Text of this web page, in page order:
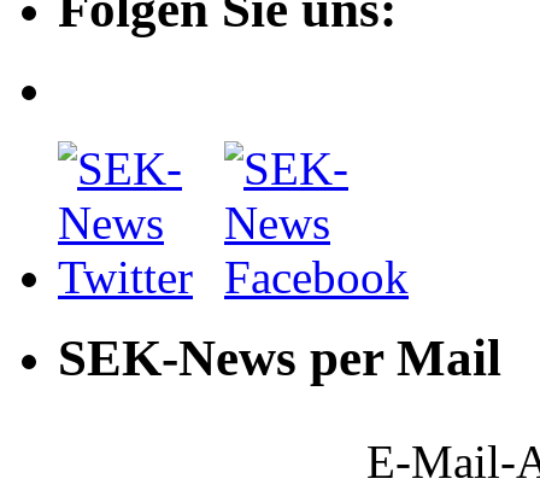
SEK-News per Mail
E-Mail-